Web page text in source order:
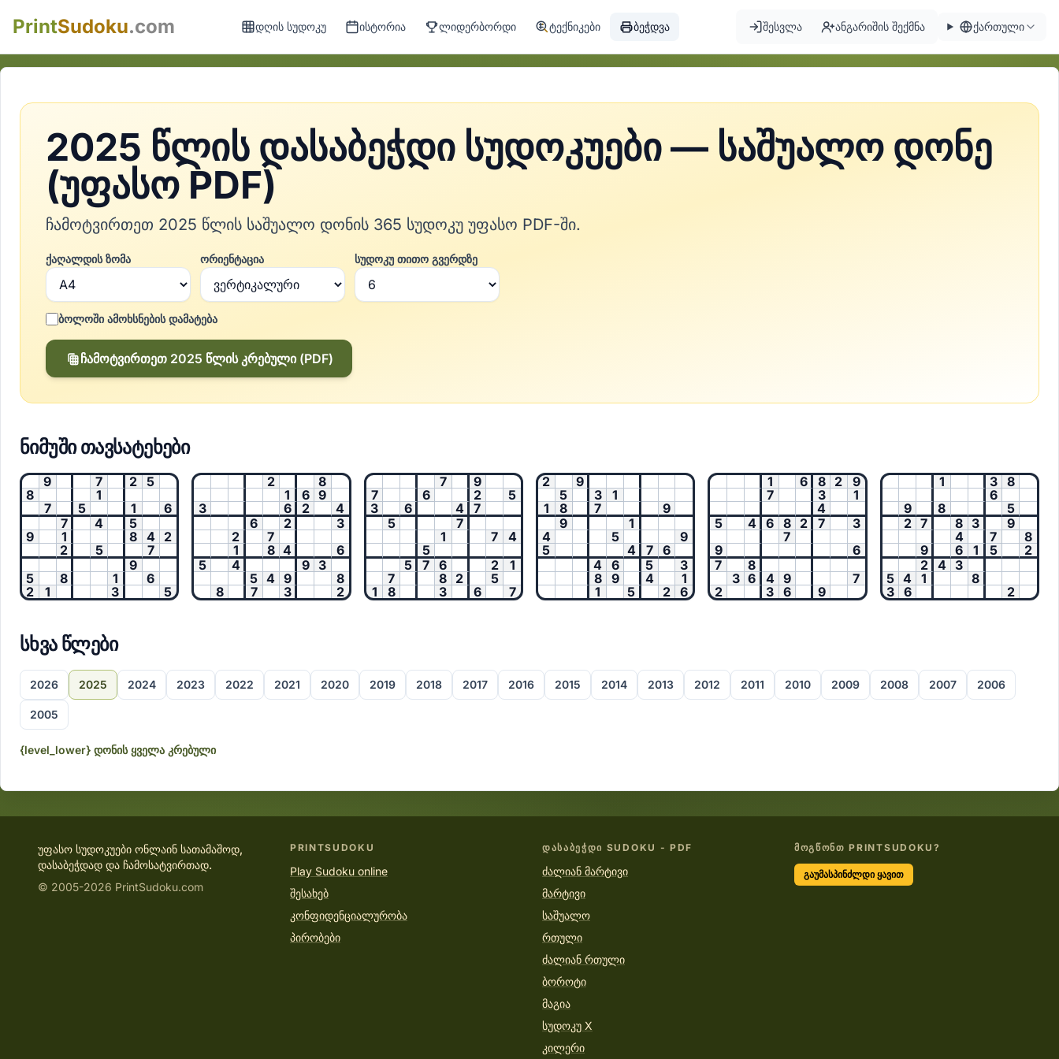
PrintSudoku.com დღის სუდოკუ ისტორია ლიდერბორდი ტექნიკები ბეჭდვა შესვლა ანგარიშის შექმნა ქართული
2025 წლის დასაბეჭდი სუდოკუები — საშუალო დონე
(უფასო PDF)
ჩამოტვირთეთ 2025 წლის საშუალო დონის 365 სუდოკუ უფასო PDF-ში.
ქაღალდის ზომა ორიენტაცია სუდოკუ თითო გვერდზე
ბოლოში ამოხსნების დამატება
ჩამოტვირთეთ 2025 წლის კრებული (PDF)
ნიმუში თავსატეხები
9 7 2
5
8
1
7
5 1
6
7
4
5
9
1 8 4
2
2
5
7
9
5
8 1
6
2
1 3 5
2
8
1
6 9
3
6 2
4
6
2
3
2
7
1
8 4
6
5
4 9
3
5 4 9
8
8
7 3 2
7
9
7
6 2
5
3
6 4
7
5
7
1
7
4
5
5
7 6 2
1
7
8 2
5
1
8 3 6 7
2
9
5
3
1
1
8 7
9
9
1
4
5
9
5
4 7
6
4 6 5
3
8
9 4
1
1
5 2 6
1 6 8 2
9
7
3
1
4
5
4 6 8 2 7
3
7
9
6
7
8
3 6 4 9
7
2
3 6 9
1 3
8
6
9
8
5
2 7 8 3
9
4
7
8
9
6 1 5
2
2
4
3
5 4 1
8
3 6 2
სხვა წლები
2026 2025 2024 2023 2022 2021 2020 2019 2018 2017 2016 2015 2014 2013 2012 2011 2010 2009 2008 2007 2006
2005
{level_lower} დონის ყველა კრებული
უფასო სუდოკუები ონლაინ სათამაშოდ,
დასაბეჭდად და ჩამოსატვირთად.
© 2005-2026 PrintSudoku.com
PRINTSUDOKU
Play Sudoku online
შესახებ
კონფიდენციალურობა
პირობები
ᲓᲐᲡᲐᲑᲔᲭᲓᲘ SUDOKU - PDF
ძალიან მარტივი
მარტივი
საშუალო
რთული
ძალიან რთული
ბოროტი
მაგია
სუდოკუ X
კილერი
ᲛᲝᲒᲬᲝᲜᲗ PRINTSUDOKU?
გაუმასპინძლდი ყავით